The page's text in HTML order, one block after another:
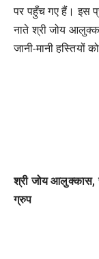
पर पहुँच गए हैं। इस
नाते श्री जोय
जानी-मानी हस्तियों
श्री जोय
ग्रुप